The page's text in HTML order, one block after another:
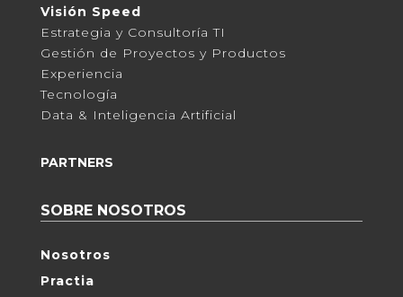
Visión Speed
Estrategia y Consultoría TI
Gestión de Proyectos y Productos
Experiencia
Tecnología
Data & Inteligencia Artificial
PARTNERS
SOBRE NOSOTROS
Nosotros
Practia